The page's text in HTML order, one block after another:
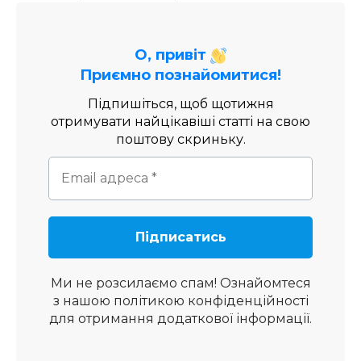
О, привіт
Приємно познайомитися!
Підпишіться, щоб щотижня
отримувати найцікавіші статті на свою
поштову скриньку.
Ми не розсилаємо спам! Ознайомтеся
з нашою політикою конфіденційності
для отримання додаткової інформації.